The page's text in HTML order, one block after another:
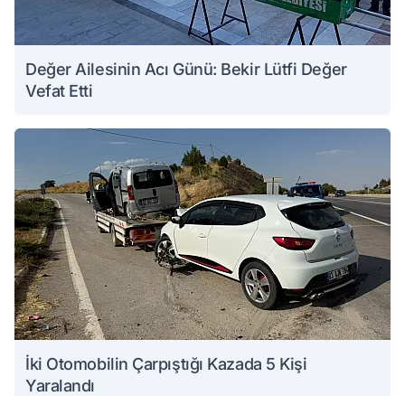
Değer Ailesinin Acı Günü: Bekir Lütfi Değer
Vefat Etti
İki Otomobilin Çarpıştığı Kazada 5 Kişi
Yaralandı